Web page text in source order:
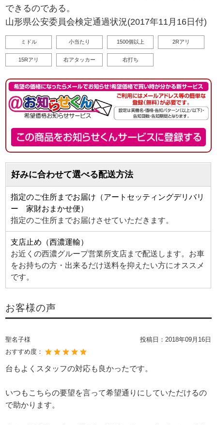
できるのである。
山形県公安委員会検定通過状況(2017年11月16日付)
ミドル 小当たり 1500個以上 2Rアリ
15Rアリ 右アタッカー 右打ち
好みに合わせて選べる配送方法
指定のご住所までお届け（アートセッティングデリバリ
ー 家財おまかせ便）
指定のご住所までお届けさせていただきます。
支店止め（西濃運輸）
お近くの西濃グループ営業所支店まで配送します。お車
をお持ちの方・出来るだけ送料を抑えたい方にオススメ
です。
お客様の声
聖名子様 投稿日： 2018年09月16日
おすすめ度：
台もよくスタッフの対応も良かったです。
いつもこちらの要望を言って希望通りにしていただけるの
で助かります。